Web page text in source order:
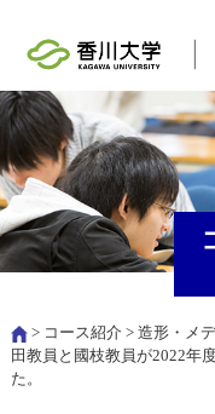
> コース紹介> 造形・メ
田教員と國枝教員が2022年
た。